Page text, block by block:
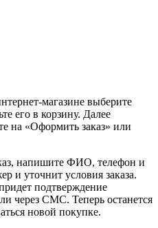
магазине выберите
его в корзину. Далее
на «Оформить заказ» или
напишите ФИО, телефон и
и уточнит условия заказа.
подтверждение
через СМС. Теперь останется
новой покупке.